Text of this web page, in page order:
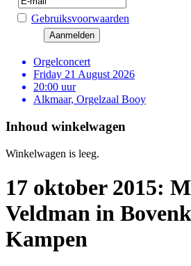
Gebruiksvoorwaarden
Orgelconcert
Friday 21 August 2026
20:00 uur
Alkmaar, Orgelzaal Booy
Inhoud winkelwagen
Winkelwagen is leeg.
17 oktober 2015:
Veldman in
Kampen